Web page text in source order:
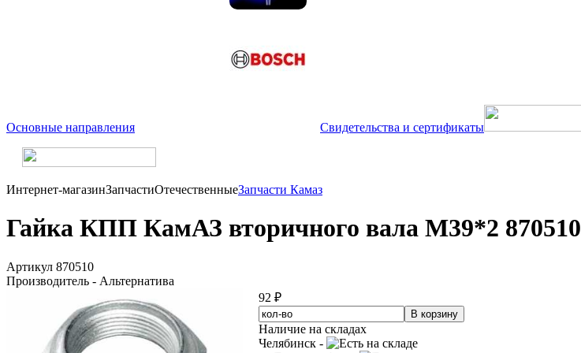
Основные направления Свидетельства и сертификаты
Интернет-магазинЗапчастиОтечественныеЗапчасти Камаз
Гайка КПП КамАЗ вторичного вала М39*2 870510
Артикул 870510
Производитель - Альтернатива
92 ₽
Наличие на складах
Челябинск -